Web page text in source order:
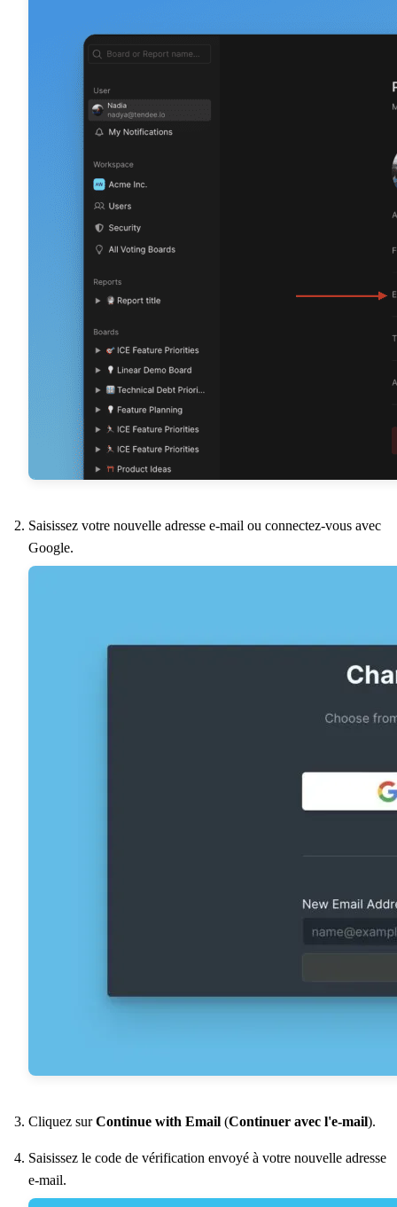
Saisissez votre nouvelle adresse e-mail ou connectez-vous avec
Google.
Cliquez surContinue with Email (Continuer avec l'e-mail).
Saisissez le code de vérification envoyé à votre nouvelle adresse
e-mail.